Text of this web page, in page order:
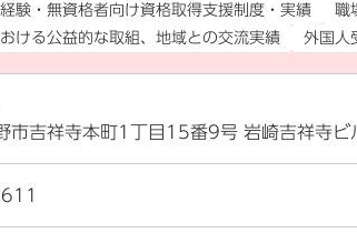
験・無資格者向け資格取得支援制度・実績
職
ける公益的な取組、地域との交流実績 外国人
市吉祥寺本町1丁目15番9号 岩崎吉祥寺ビ